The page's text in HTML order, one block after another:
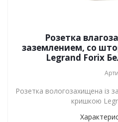
Розетка
заземлением, со
Legrand Forix
Розетка вологозахищена із
кришкою